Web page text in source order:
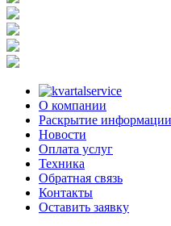
О компании
Раскрытие информации
Новости
Оплата услуг
Техника
Обратная связь
Контакты
Оставить заявку